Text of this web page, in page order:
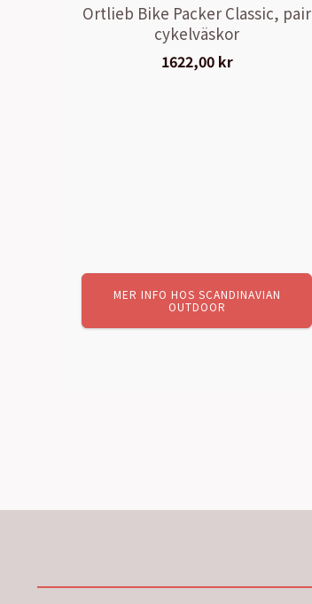
Ortlieb Bike Packer Classic, pair
cykelväskor
1622,00 kr
MER INFO HOS SCANDINAVIAN
OUTDOOR